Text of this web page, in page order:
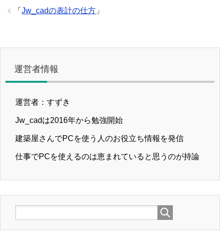
「 Jw_cadの表計の仕方 」
運営者情報
運営者：すずき
Jw_cadは2016年から勉強開始
建築屋さんでPCを使う人のお役立ち情報を発信
仕事でPCを使えるのは恵まれていると思うのが持論